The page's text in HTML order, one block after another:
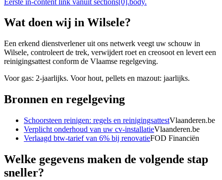
Wat doen wij in Wilsele?
Een erkend dienstverlener uit ons netwerk veegt uw schouw in
Wilsele, controleert de trek, verwijdert roet en creosoot en levert een
reinigingsattest conform de Vlaamse regelgeving.
Voor gas: 2-jaarlijks. Voor hout, pellets en mazout: jaarlijks.
Bronnen en regelgeving
Schoorsteen reinigen: regels en reinigingsattestVlaanderen.be
Verplicht onderhoud van uw cv-installatieVlaanderen.be
Verlaagd btw-tarief van 6% bij renovatieFOD Financiën
Welke gegevens maken de volgende stap
sneller?